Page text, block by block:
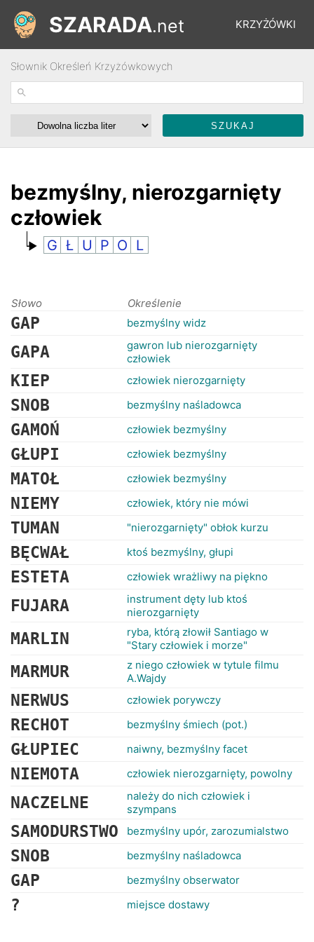
KRZYŻÓWKI
ŁAMIGŁÓWKI
SZARADA.net
Słownik Określeń Krzyżówkowych
bezmyślny, nierozgarnięty
człowiek
G Ł U P O L
Słowo Określenie
GAP bezmyślny widz
GAPA
gawron lub nierozgarnięty
człowiek
KIEP człowiek nierozgarnięty
SNOB bezmyślny naśladowca
GAMOŃ człowiek bezmyślny
GŁUPI człowiek bezmyślny
MATOŁ człowiek bezmyślny
NIEMY człowiek, który nie mówi
TUMAN "nierozgarnięty" obłok kurzu
BĘCWAŁ ktoś bezmyślny, głupi
ESTETA człowiek wrażliwy na piękno
FUJARA
instrument dęty lub ktoś
nierozgarnięty
MARLIN
ryba, którą złowił Santiago w
"Stary człowiek i morze"
MARMUR
z niego człowiek w tytule filmu
A.Wajdy
NERWUS człowiek porywczy
RECHOT bezmyślny śmiech (pot.)
GŁUPIEC naiwny, bezmyślny facet
NIEMOTA człowiek nierozgarnięty, powolny
NACZELNE
należy do nich człowiek i
szympans
SAMODURSTWO bezmyślny upór, zarozumialstwo
SNOB bezmyślny naśladowca
GAP bezmyślny obserwator
? miejsce dostawy